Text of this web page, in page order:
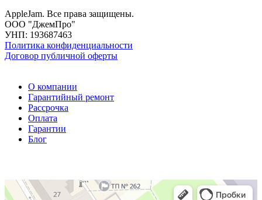
AppleJam. Все права защищены.
ООО "ДжемПро"
УНП: 193687463
Политика конфиденциальности
Договор публичной оферты
О компании
Гарантийный ремонт
Рассрочка
Оплата
Гарантии
Блог